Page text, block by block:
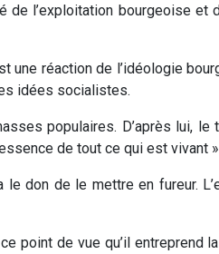
l’exploitation bourgeoise et
une réaction de l’idéologie
idées socialistes.
populaires. D’après lui, le
de tout ce qui est vivant
don de le mettre en fureur.
point de vue qu’il entreprend